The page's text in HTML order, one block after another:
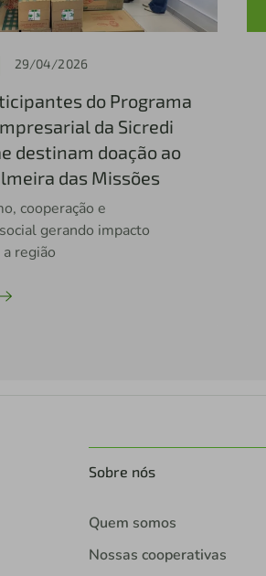
29/04/2026
do Programa
da Sicredi
destinam doação ao
das Missões
cooperação e
gerando impacto
região
Sobre nós
Quem somos
Nossas cooperativas